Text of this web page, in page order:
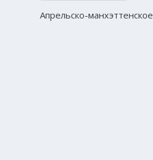
Апрельско-манхэттенское